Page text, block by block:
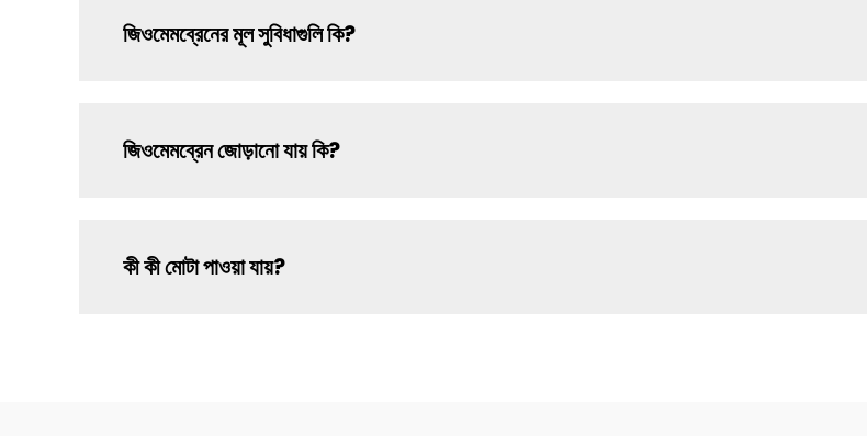
জিওমেমব্রেনের মূল সুবিধাগুলি কি?
জিওমেমব্রেন জোড়ানো যায় কি?
কী কী মোটা পাওয়া যায়?